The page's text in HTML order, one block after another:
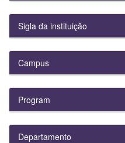
Sigla da instituição
Campus
Program
Departamento